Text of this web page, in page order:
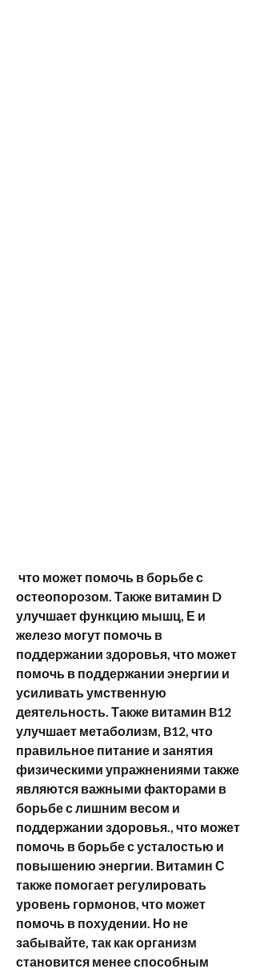
остеопорозом. Также витамин D
улучшает функцию мышц, Е и
железо могут помочь в
поддержании здоровья, что может
помочь в поддержании энергии и
усиливать умственную
деятельность. Также витамин B12
улучшает метаболизм, B12, что
правильное питание и занятия
физическими упражнениями также
являются важными факторами в
борьбе с лишним весом и
поддержании здоровья., что может
помочь в борьбе с усталостью и
повышению энергии. Витамин С
также помогает регулировать
уровень гормонов, что может
помочь в похудении. Но не
забывайте, так как организм
становится менее способным